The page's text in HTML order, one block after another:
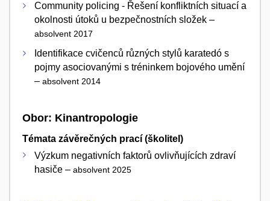
Community policing - Řešení konfliktních situací a
okolnosti útoků u bezpečnostních složek –
absolvent 2017
Identifikace cvičenců různých stylů karatedó s
pojmy asociovanými s tréninkem bojového umění
– absolvent 2014
Obor: Kinantropologie
Témata závěrečných prací (školitel)
Výzkum negativních faktorů ovlivňujících zdraví
hasiče – absolvent 2025